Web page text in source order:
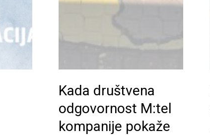
Kada društvena
odgovornost M:tel
kompanije pokaže